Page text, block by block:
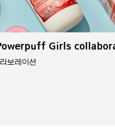
Girls
보레이션